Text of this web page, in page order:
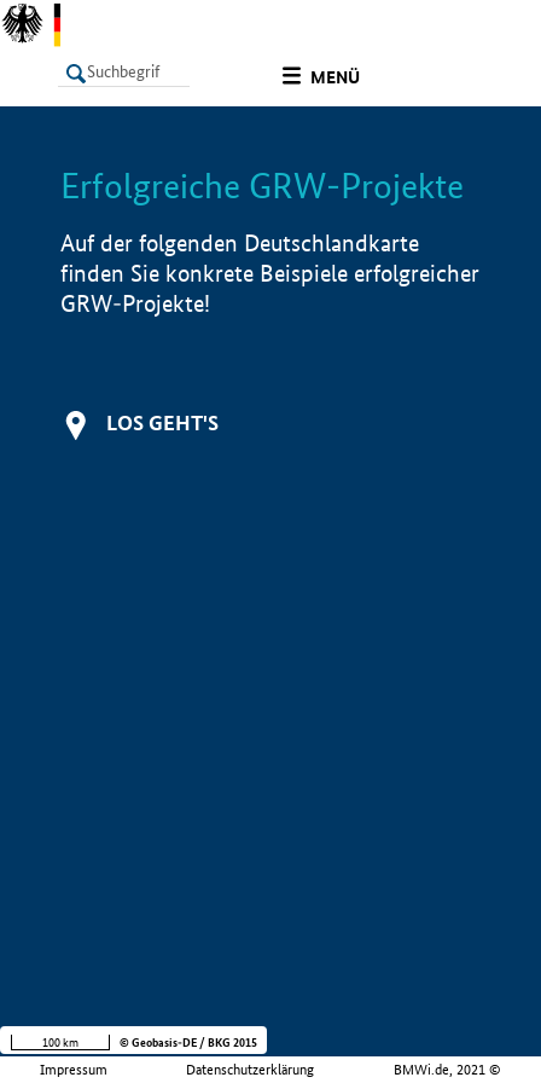
MENÜ
LISTE Info
Erfolgreiche GRW-Projekte
Auf der folgenden Deutschlandkarte
finden Sie konkrete Beispiele erfolgreicher
GRW-Projekte!
LOS GEHT'S
Impressum Datenschutzerklärung BMWi.de, 2021 ©
100 km © Geobasis-DE / BKG 2015